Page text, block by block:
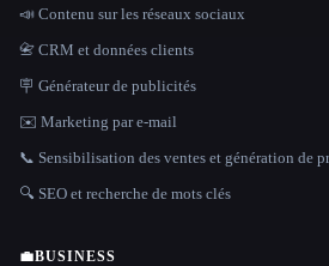
📣 Contenu sur les réseaux sociaux
📇 CRM et données clients
🪧 Générateur de publicités
✉️ Marketing par e-mail
📞 Sensibilisation des ventes et génération de
🔍 SEO et recherche de mots clés
💼BUSINESS